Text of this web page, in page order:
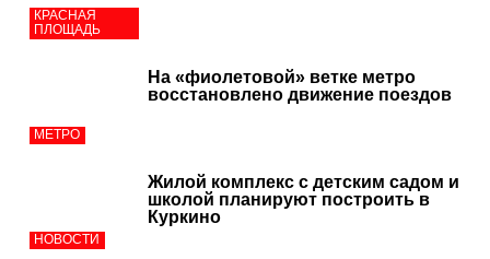
КРАСНАЯ
ПЛОЩАДЬ
МЕТРО
На «фиолетовой» ветке метро
восстановлено движение поездов
НОВОСТИ
Жилой комплекс с детским садом и
школой планируют построить в
Куркино